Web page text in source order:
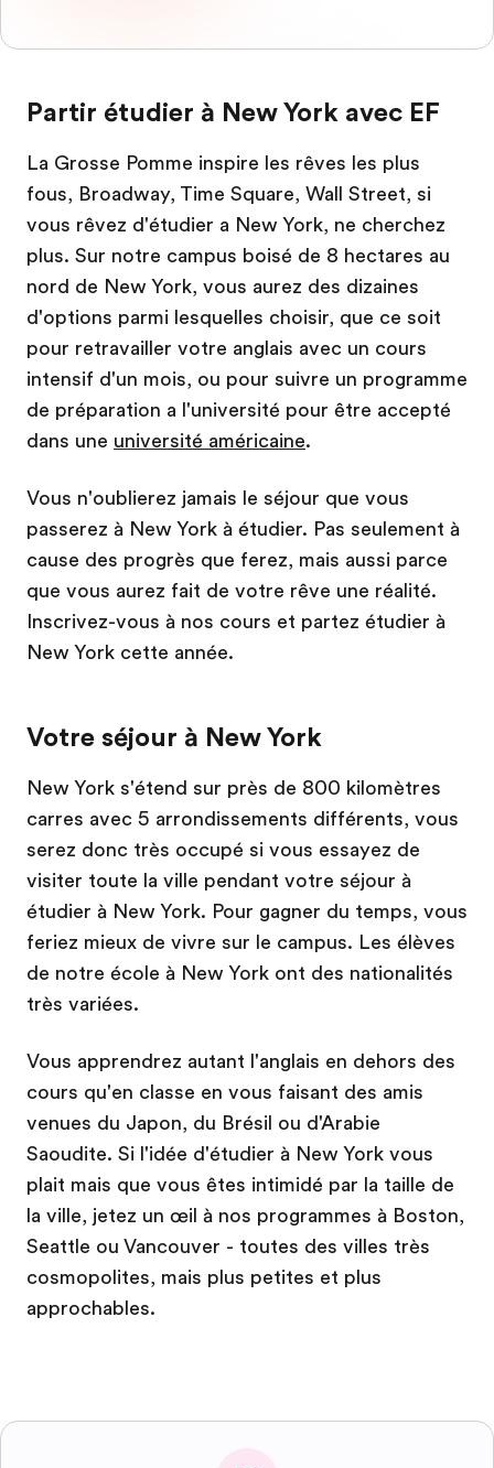
Partir étudier à New York avec EF
La Grosse Pomme inspire les rêves les plus
fous, Broadway, Time Square, Wall Street, si
vous rêvez d'étudier a New York, ne cherchez
plus. Sur notre campus boisé de 8 hectares au
nord de New York, vous aurez des dizaines
d'options parmi lesquelles choisir, que ce soit
pour retravailler votre anglais avec un cours
intensif d'un mois, ou pour suivre un programme
de préparation a l'université pour être accepté
dans une université américaine.
Vous n'oublierez jamais le séjour que vous
passerez à New York à étudier. Pas seulement à
cause des progrès que ferez, mais aussi parce
que vous aurez fait de votre rêve une réalité.
Inscrivez-vous à nos cours et partez étudier à
New York cette année.
Votre séjour à New York
New York s'étend sur près de 800 kilomètres
carres avec 5 arrondissements différents, vous
serez donc très occupé si vous essayez de
visiter toute la ville pendant votre séjour à
étudier à New York. Pour gagner du temps, vous
feriez mieux de vivre sur le campus. Les élèves
de notre école à New York ont des nationalités
très variées.
Vous apprendrez autant l'anglais en dehors des
cours qu'en classe en vous faisant des amis
venues du Japon, du Brésil ou d'Arabie
Saoudite. Si l'idée d'étudier à New York vous
plait mais que vous êtes intimidé par la taille de
la ville, jetez un œil à nos programmes à Boston,
Seattle ou Vancouver - toutes des villes très
cosmopolites, mais plus petites et plus
approchables.